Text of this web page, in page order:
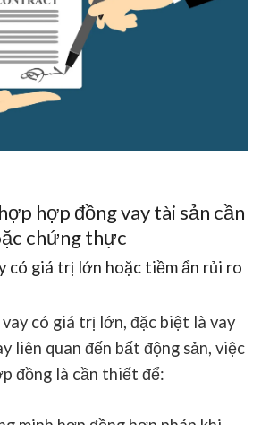
hợp đồng vay tài sản cần
chứng thực
có giá trị lớn hoặc tiềm ẩn rủi ro
có giá trị lớn, đặc biệt là vay
liên quan đến bất động sản, việc
đồng là cần thiết để: